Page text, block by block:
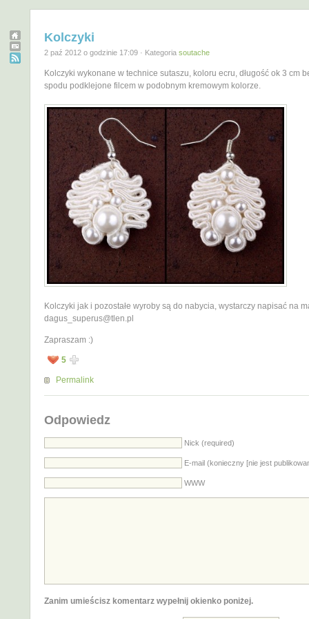
Kolczyki
2 paź 2012 o godzinie 17:09 · Kategoria soutache
Kolczyki wykonane w technice sutaszu, koloru ecru, długość ok 3 cm
spodu podklejone filcem w podobnym kremowym kolorze.
Kolczyki jak i pozostałe wyroby są do nabycia, wystarczy napisać na
dagus_superus@tlen.pl
Zapraszam :)
5
Permalink
Odpowiedz
Nick (required)
E-mail (konieczny [nie jest
WWW
Zanim umieścisz komentarz wypełnij okienko poniżej.